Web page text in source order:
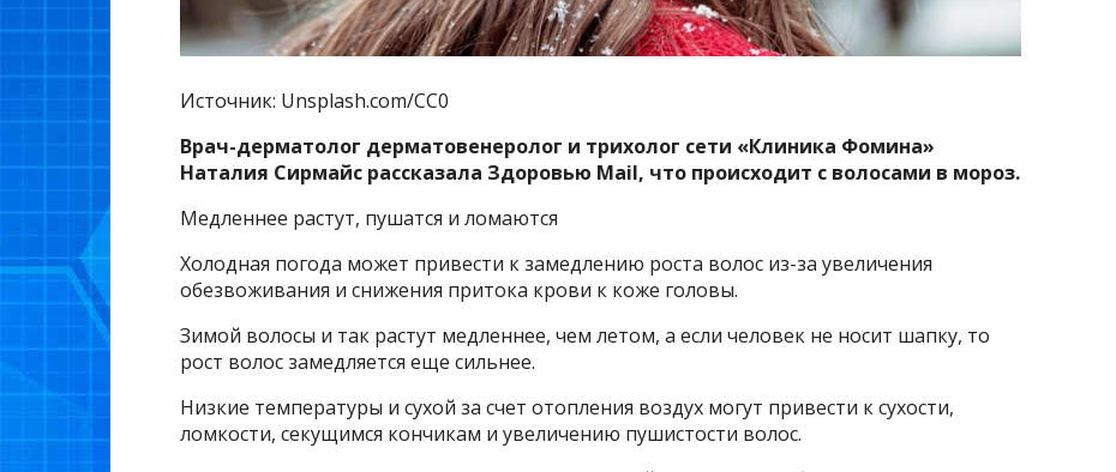
Источник: Unsplash.com/CC0
Врач-дерматолог дерматовенеролог и трихолог сети «Клиника Фомина»
Наталия Сирмайс рассказала Здоровью Mail, что происходит с волосами в мороз.
Медленнее растут, пушатся и ломаются
Холодная погода может привести к замедлению роста волос из-за увеличения
обезвоживания и снижения притока крови к коже головы.
Зимой волосы и так растут медленнее, чем летом, а если человек не носит шапку, то
рост волос замедляется еще сильнее.
Низкие температуры и сухой за счет отопления воздух могут привести к сухости,
ломкости, секущимся кончикам и увеличению пушистости волос.